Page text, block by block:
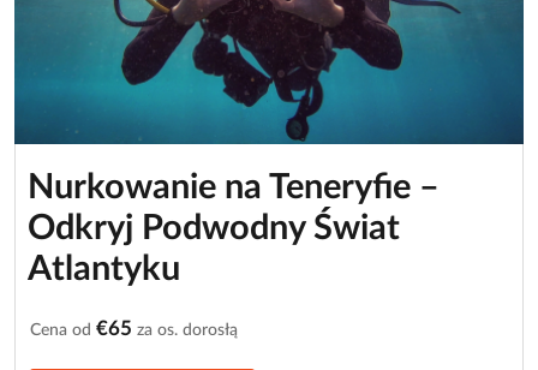
Nurkowanie na Teneryfie –
Odkryj Podwodny Świat
Atlantyku
Cena od €65 za os. dorosłą